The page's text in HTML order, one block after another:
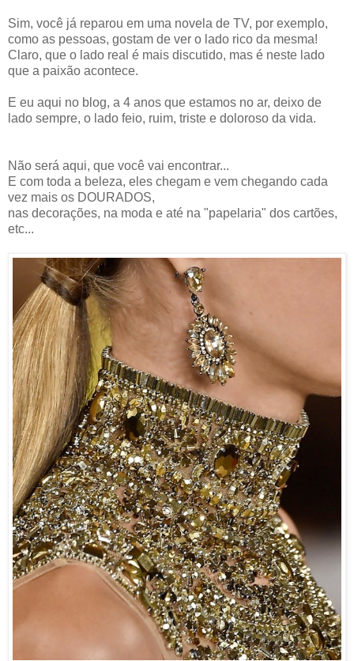
Sim, você já reparou em uma novela de TV, por exemplo,
como as pessoas, gostam de ver o lado rico da mesma!
Claro, que o lado real é mais discutido, mas é neste lado
que a paixão acontece.
E eu aqui no blog, a 4 anos que estamos no ar, deixo de
lado sempre, o lado feio, ruim, triste e doloroso da vida.
Não será aqui, que você vai encontrar...
E com toda a beleza, eles chegam e vem chegando cada
vez mais os DOURADOS,
nas decorações, na moda e até na "papelaria" dos cartões,
etc...